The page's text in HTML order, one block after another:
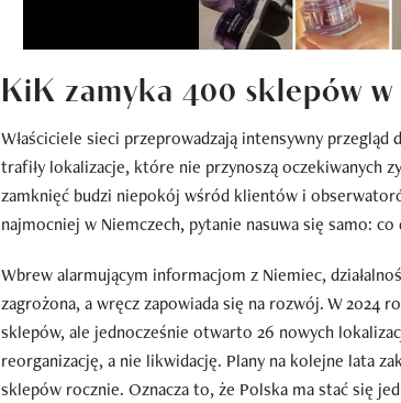
KiK zamyka 400 sklepów
Właściciele sieci przeprowadzają intensywny przegląd
trafiły lokalizacje, które nie przynoszą oczekiwanych
zamknięć budzi niepokój wśród klientów i
najmocniej w Niemczech, pytanie nasuwa się samo:
Wbrew alarmującym informacjom z Niemiec,
zagrożona, a wręcz zapowiada się na rozwój. W 2024
sklepów, ale jednocześnie otwarto 26 nowych
reorganizację, a nie likwidację. Plany na kolejne lata
sklepów rocznie. Oznacza to, że Polska ma stać się